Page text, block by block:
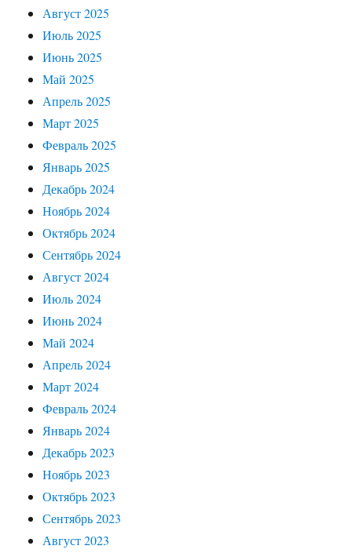
Август 2025
Июль 2025
Июнь 2025
Май 2025
Апрель 2025
Март 2025
Февраль 2025
Январь 2025
Декабрь 2024
Ноябрь 2024
Октябрь 2024
Сентябрь 2024
Август 2024
Июль 2024
Июнь 2024
Май 2024
Апрель 2024
Март 2024
Февраль 2024
Январь 2024
Декабрь 2023
Ноябрь 2023
Октябрь 2023
Сентябрь 2023
Август 2023